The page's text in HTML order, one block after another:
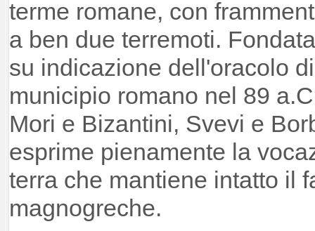
terme romane, con
a ben due terremoti.
su indicazione dell'oracolo
municipio romano nel 89
Mori e Bizantini, Svevi e
esprime pienamente la
terra che mantiene intatto il
magnogreche.